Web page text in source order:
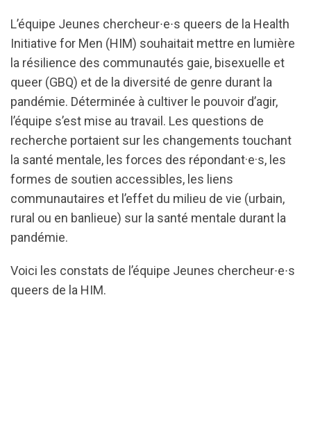
L’équipe Jeunes chercheur∙e∙s queers de la Health
Initiative for Men (HIM) souhaitait mettre en lumière
la résilience des communautés gaie, bisexuelle et
queer (GBQ) et de la diversité de genre durant la
pandémie. Déterminée à cultiver le pouvoir d’agir,
l’équipe s’est mise au travail. Les questions de
recherche portaient sur les changements touchant
la santé mentale, les forces des répondant·e·s, les
formes de soutien accessibles, les liens
communautaires et l’effet du milieu de vie (urbain,
rural ou en banlieue) sur la santé mentale durant la
pandémie.
Voici les constats de l’équipe Jeunes chercheur∙e∙s
queers de la HIM.